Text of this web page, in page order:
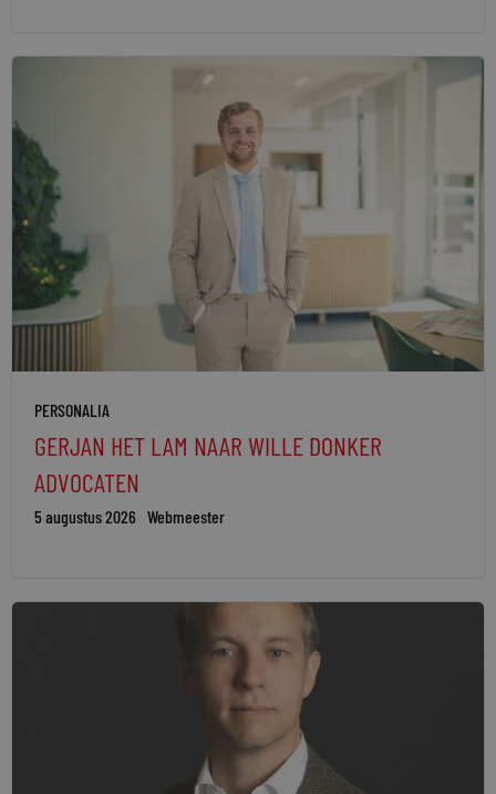
PERSONALIA
GERJAN HET LAM NAAR WILLE DONKER
ADVOCATEN
5 augustus 2026 Webmeester